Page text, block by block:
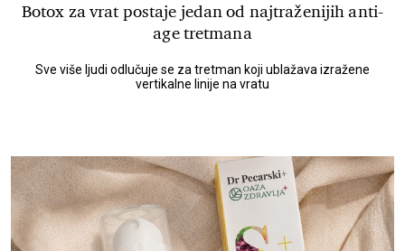
Botox za vrat postaje jedan od najtraženijih anti-
age tretmana
Sve više ljudi odlučuje se za tretman koji ublažava izražene
vertikalne linije na vratu